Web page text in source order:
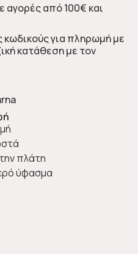
αγορές από 100€ και
κωδικούς για πληρωμή με
κατάθεση με τον
πλάτη
ύφασμα